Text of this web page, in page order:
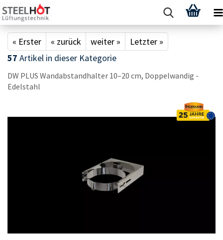
« Erster « zurück weiter »
Letzter »
57 Artikel in dieser Kategorie
DW PLUS Wand­ab­stand­hal­ter 10–20 cm, Dop­pel­wan­dig -
Edel­stahl